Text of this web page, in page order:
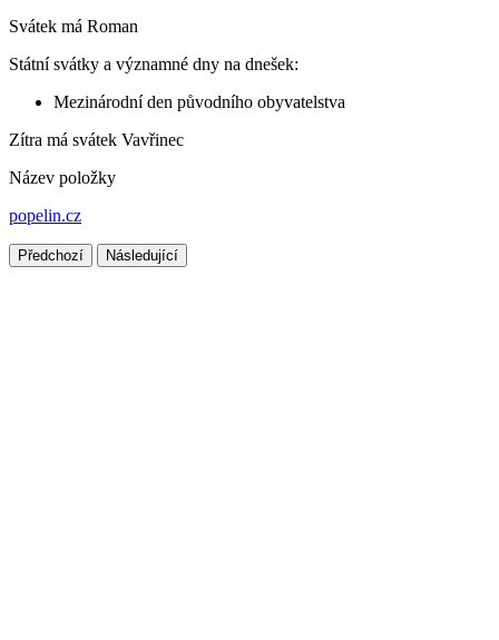
Svátek má Roman
Státní svátky a významné dny na dnešek:
Mezinárodní den původního obyvatelstva
Zítra má svátek Vavřinec
Název položky
popelin.cz
Předchozí Následující